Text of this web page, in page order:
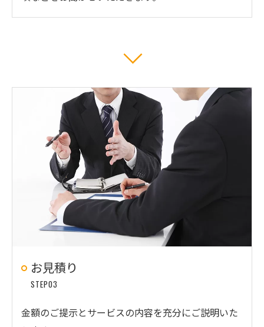
お見積り
STEP03
金額のご提示とサービスの内容を充分にご説明いた